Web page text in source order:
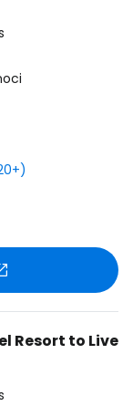
Resort to Live